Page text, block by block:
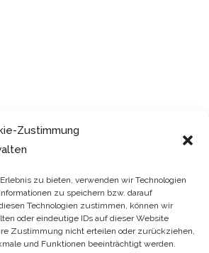
Zustimmung
zu bieten, verwenden wir Technologien
zu speichern bzw. darauf
Technologien zustimmen, können wir
oder eindeutige IDs auf dieser Website
Zustimmung nicht erteilen oder zurückziehen,
und Funktionen beeinträchtigt werden.
geschlossen